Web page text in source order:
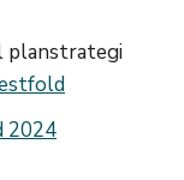
planstrategi
2024